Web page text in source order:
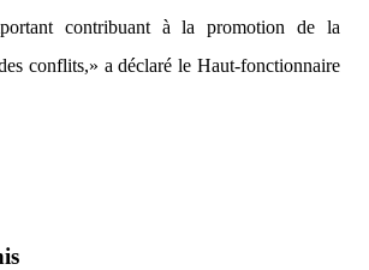
contribuant à la promotion de la
conflits,» a déclaré le Haut-fonctionnaire